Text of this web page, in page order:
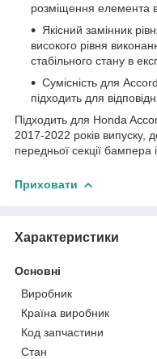
розміщення елемента в
Якісний замінник
високого рівня
стабільного стану в
Сумісність для
підходить для
Підходить для Honda
2017-2022 років випуску,
передньої секції
Приховати
Характеристики
Основні
Виробник
Країна виробник
Код запчастини
Стан